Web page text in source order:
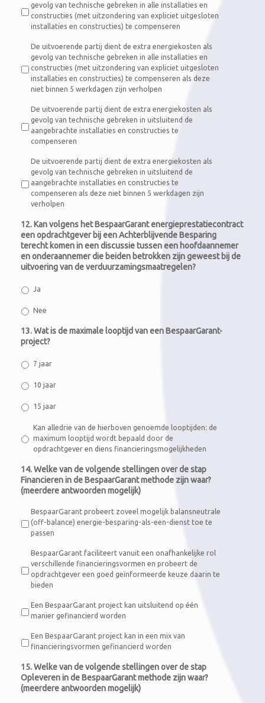
gevolg van technische gebreken in alle installaties en
constructies (met uitzondering van expliciet uitgesloten
installaties en constructies) te compenseren
De uitvoerende partij dient de extra energiekosten als
gevolg van technische gebreken in alle installaties en
constructies (met uitzondering van expliciet uitgesloten
installaties en constructies) te compenseren als deze
niet binnen 5 werkdagen zijn verholpen
De uitvoerende partij dient de extra energiekosten als
gevolg van technische gebreken in uitsluitend de
aangebrachte installaties en constructies te
compenseren
De uitvoerende partij dient de extra energiekosten als
gevolg van technische gebreken in uitsluitend de
aangebrachte installaties en constructies te
compenseren als deze niet binnen 5 werkdagen zijn
verholpen
12. Kan volgens het BespaarGarant energieprestatiecontract
een opdrachtgever bij een Achterblijvende Besparing
terecht komen in een discussie tussen een hoofdaannemer
en onderaannemer die beiden betrokken zijn geweest bij de
uitvoering van de verduurzamingsmaatregelen?
Ja
Nee
13. Wat is de maximale looptijd van een BespaarGarant-
project?
7 jaar
10 jaar
15 jaar
Kan alledrie van de hierboven genoemde looptijden: de
maximum looptijd wordt bepaald door de
opdrachtgever en diens financieringsmogelijkheden
14. Welke van de volgende stellingen over de stap
Financieren in de BespaarGarant methode zijn waar?
(meerdere antwoorden mogelijk)
BespaarGarant probeert zoveel mogelijk balansneutrale
(off-balance) energie-besparing-als-een-dienst toe te
passen
BespaarGarant faciliteert vanuit een onafhankelijke rol
verschillende financieringsvormen en probeert de
opdrachtgever een goed geïnformeerde keuze daarin te
bieden
Een BespaarGarant project kan uitsluitend op één
manier gefinancierd worden
Een BespaarGarant project kan in een mix van
financieringsvormen gefinancierd worden
15. Welke van de volgende stellingen over de stap
Opleveren in de BespaarGarant methode zijn waar?
(meerdere antwoorden mogelijk)